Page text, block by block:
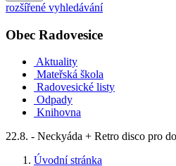
rozšířené vyhledávání
Obec Radovesice
Aktuality
Mateřská škola
Radovesické listy
Odpady
Knihovna
22.8. - Neckyáda + Retro disco pro
Úvodní stránka